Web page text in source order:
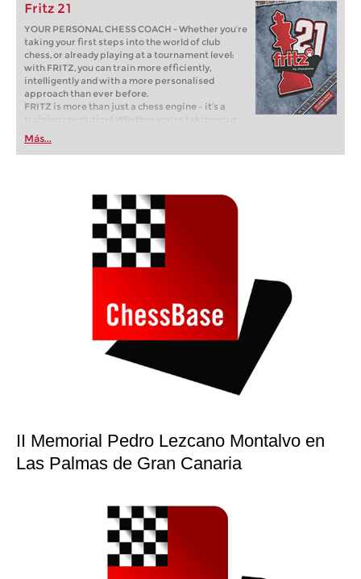
Fritz 21
YOUR PERSONAL CHESS COACH - Whether you’re
taking your first steps into the world of club
chess, or already playing at a tournament level:
with FRITZ, you can train more efficiently,
intelligently and with a more personalised
approach than ever before.
FRITZ is more than just a chess engine – it’s a
training revolution! Whether you’re taking your
first steps into the world of club chess, or already
playing at a tournament level: with FRITZ, you can
train more efficiently, intelligently and with a
Más...
II Memorial Pedro Lezcano Montalvo en
Las Palmas de Gran Canaria